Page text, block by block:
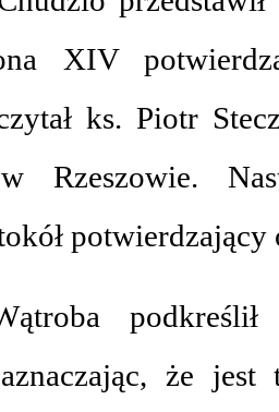
XIV
ks. Piotr
Rzeszowie.
potwierdzający
podkreślił
że